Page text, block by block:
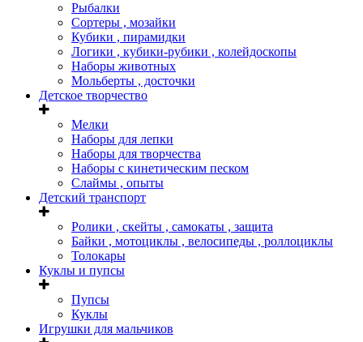
Рыбалки
Сортеры , мозайки
Кубики , пирамидки
Логики , кубики-рубики , колейдоскопы
Наборы животных
Мольберты , досточки
Детское творчество
Мелки
Наборы для лепки
Наборы для творчества
Наборы с кинетическим песком
Слаймы , опыты
Детский транспорт
Ролики , скейты , самокаты , защита
Байки , мотоциклы , велосипеды , роллоциклы
Толокары
Куклы и пупсы
Пупсы
Куклы
Игрушки для мальчиков